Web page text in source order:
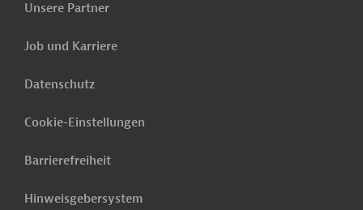
Unsere Partner
Job und Karriere
Datenschutz
Cookie-Einstellungen
Barrierefreiheit
Hinweisgebersystem